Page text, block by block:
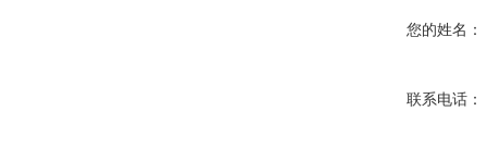
您的姓名：
联系电话：